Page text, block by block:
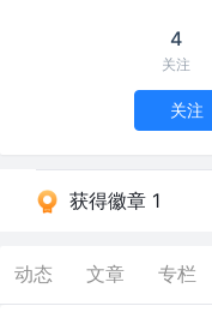
4
关注
关注
获得徽章 1
动态 文章 专栏